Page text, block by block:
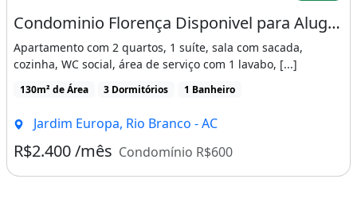
Condominio Florença Disponivel para Aluguel Ou Venda
Apartamento com 2 quartos, 1 suíte, sala com sacada,
cozinha, WC social, área de serviço com 1 lavabo, [...]
130m² de Área 3 Dormitórios 1 Banheiro
Jardim Europa, Rio Branco - AC
R$2.400 /mês Condomínio R$600